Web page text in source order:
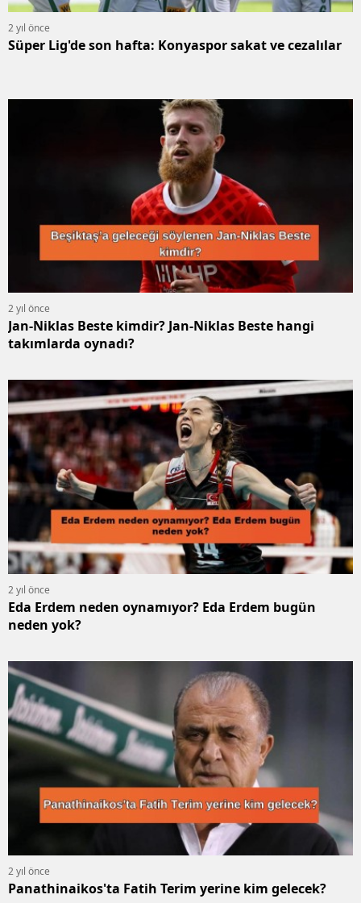
2 yıl önce
Süper Lig'de son hafta: Konyaspor sakat ve cezalılar
2 yıl önce
Jan-Niklas Beste kimdir? Jan-Niklas Beste hangi
takımlarda oynadı?
2 yıl önce
Eda Erdem neden oynamıyor? Eda Erdem bugün
neden yok?
2 yıl önce
Panathinaikos'ta Fatih Terim yerine kim gelecek?